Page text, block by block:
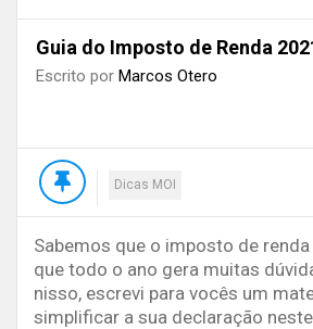
Guia do Imposto de Renda
Escrito por Marcos Otero
Dicas MOI
Sabemos que o imposto de
que todo o ano gera muitas
nisso, escrevi para vocês um
simplificar a sua declaração